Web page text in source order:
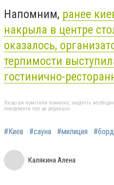
Напомним, ранее
накрыла в центре
оказалось,
терпимости
гостинично-
Якщо ви помітили помилку, виділіть
повідомити про це редакцію
#Киев #сауна #милиция
Калякина Алена